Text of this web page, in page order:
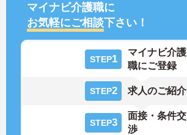
マイナビ介護職に
お気軽にご相談下さい！
STEP1
マイナビ介護
職にご登録
STEP2 求人のご紹介
STEP3
面接・条件交
渉